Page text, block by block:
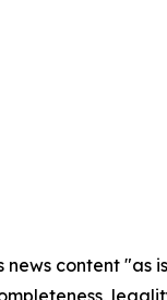
news content